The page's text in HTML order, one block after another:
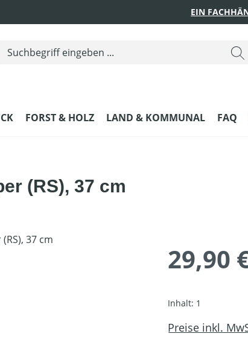
EIN
FORST & HOLZ LAND & KOMMUNAL FAQ
(RS), 37 cm
29,90
Inhalt: 1
Preise inkl.